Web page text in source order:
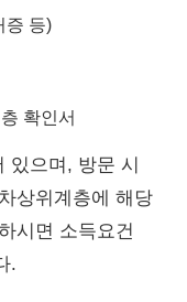
증 등)
확인서
있으며, 방문 시
상위계층에 해당
시면 소득요건
.